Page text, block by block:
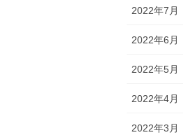
2022年7月
2022年6月
2022年5月
2022年4月
2022年3月